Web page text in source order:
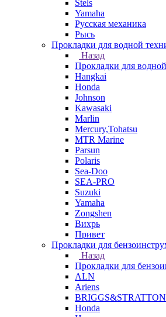
Stels
Yamaha
Русская механика
Рысь
Прокладки для водной
Назад
Прокладки для
Hangkai
Honda
Johnson
Kawasaki
Marlin
Mercury,Tohatsu
MTR Marine
Parsun
Polaris
Sea-Doo
SEA-PRO
Suzuki
Yamaha
Zongshen
Вихрь
Привет
Прокладки для
Назад
Прокладки для
ALN
Ariens
BRIGGS&STRATTON
Honda